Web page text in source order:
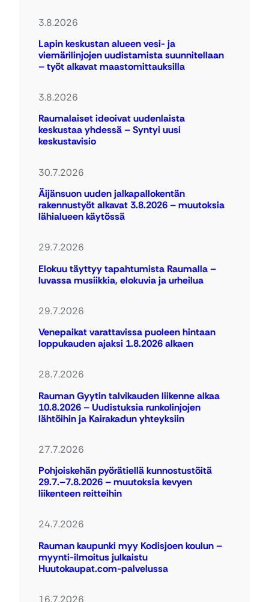
3.8.2026
Lapin keskustan alueen vesi- ja
viemärilinjojen uudistamista suunnitellaan
– työt alkavat maastomittauksilla
3.8.2026
Raumalaiset ideoivat uudenlaista
keskustaa yhdessä – Syntyi uusi
keskustavisio
30.7.2026
Äijänsuon uuden jalkapallokentän
rakennustyöt alkavat 3.8.2026 – muutoksia
lähialueen käytössä
29.7.2026
Elokuu täyttyy tapahtumista Raumalla –
luvassa musiikkia, elokuvia ja urheilua
29.7.2026
Venepaikat varattavissa puoleen hintaan
loppukauden ajaksi 1.8.2026 alkaen
28.7.2026
Rauman Gyytin talvikauden liikenne alkaa
10.8.2026 – Uudistuksia runkolinjojen
lähtöihin ja Kairakadun yhteyksiin
27.7.2026
Pohjoiskehän pyörätiellä kunnostustöitä
29.7.–7.8.2026 – muutoksia kevyen
liikenteen reitteihin
24.7.2026
Rauman kaupunki myy Kodisjoen koulun –
myynti-ilmoitus julkaistu
Huutokaupat.com-palvelussa
16.7.2026